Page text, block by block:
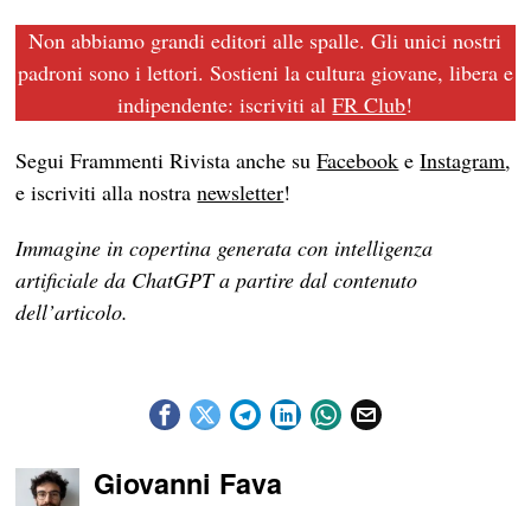
Non abbiamo grandi editori alle spalle. Gli unici nostri
padroni sono i lettori. Sostieni la cultura giovane, libera e
indipendente: iscriviti alFR Club!
Segui Frammenti Rivista anche suFacebook eInstagram,
e iscriviti alla nostranewsletter!
Immagine in copertina generata con intelligenza
artificiale da ChatGPT a partire dal contenuto
dell’articolo.
Giovanni Fava